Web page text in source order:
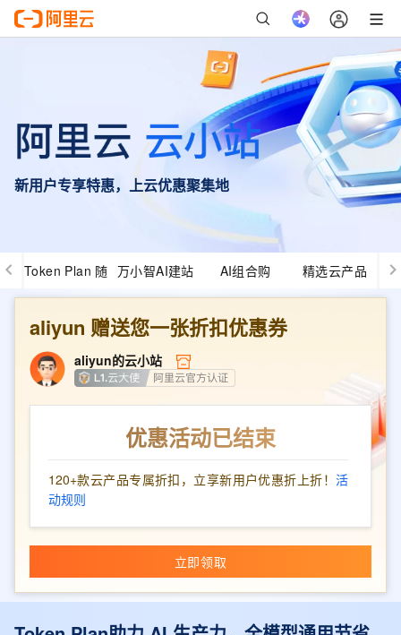
新用户专享特惠，上云优惠聚集地
Token Plan 随 万小智AI建站 AI组合购 精选云产品
aliyun 赠送您一张折扣优惠券
aliyun的云小站
优惠活动已结束
120+款云产品专属折扣，立享新用户优惠折上折！ 活
动规则
立即领取